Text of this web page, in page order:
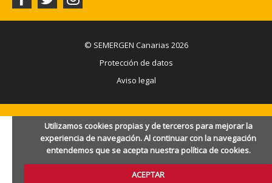
© SEMERGEN Canarias 2026
Protección de datos
Aviso legal
Utilizamos cookies propias y de terceros para mejorar la
experiencia de navegación. Al continuar con la navegación
entendemos que se acepta nuestra política de cookies.
ACEPTAR